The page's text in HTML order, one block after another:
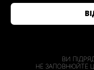
ВИ
НЕ ЗАПОВНЮЙТЕ